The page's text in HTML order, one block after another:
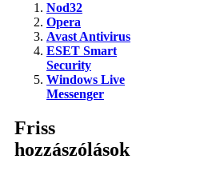
Nod32
Opera
Avast Antivirus
ESET Smart
Security
Windows Live
Messenger
Friss
hozzászólások